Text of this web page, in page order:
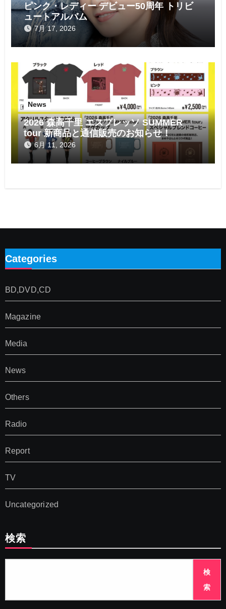
ピンク・レディー デビュー50周年 トリビ
ュートアルバム
7月 17, 2026
News
2026 森高千里 エスプレッソ SUMMER
tour 新商品と通信販売のお知らせ！
6月 11, 2026
Categories
BD,DVD,CD
Magazine
Media
News
Others
Radio
Report
TV
Uncategorized
検索
検
索